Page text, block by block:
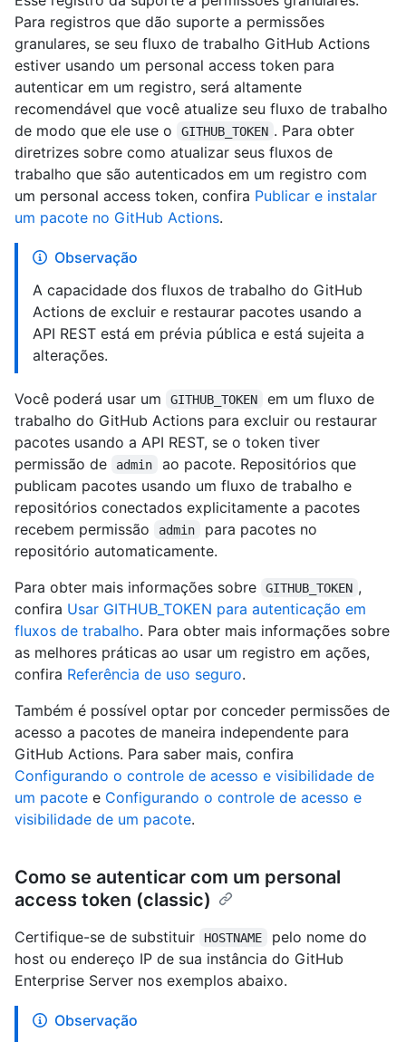
Para registros que dão suporte a permissões
granulares, se seu fluxo de trabalho GitHub Actions
estiver usando um personal access token para
autenticar em um registro, será altamente
recomendável que você atualize seu fluxo de trabalho
de modo que ele use o
GITHUB_TOKEN . Para obter
diretrizes sobre como atualizar seus fluxos de
trabalho que são autenticados em um registro com
um personal access token, confira Publicar e instalar
um pacote no GitHub Actions.
Observação
A capacidade dos fluxos de trabalho do GitHub
Actions de excluir e restaurar pacotes usando a
API REST está em prévia pública e está sujeita a
alterações.
Você poderá usar um GITHUB_TOKEN
em um fluxo de
trabalho do GitHub Actions para excluir ou restaurar
pacotes usando a API REST, se o token tiver
permissão de
admin
ao pacote. Repositórios que
publicam pacotes usando um fluxo de trabalho e
repositórios conectados explicitamente a pacotes
recebem permissão
admin
para pacotes no
repositório automaticamente.
Para obter mais informações sobre
GITHUB_TOKEN ,
confira Usar GITHUB_TOKEN para autenticação em
fluxos de trabalho. Para obter mais informações sobre
as melhores práticas ao usar um registro em ações,
confira Referência de uso seguro.
Também é possível optar por conceder permissões de
acesso a pacotes de maneira independente para
GitHub Actions. Para saber mais, confira
Configurando o controle de acesso e visibilidade de
um pacote e Configurando o controle de acesso e
visibilidade de um pacote.
Como se autenticar com um personal
access token (classic)
Certifique-se de substituir HOSTNAME
pelo nome do
host ou endereço IP de sua instância do GitHub
Enterprise Server nos exemplos abaixo.
Observação